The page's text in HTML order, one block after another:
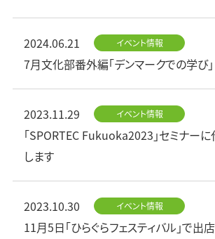
2024.06.21 イベント情報
7月文化部番外編「デンマークでの学び」
2023.11.29 イベント情報
「SPORTEC Fukuoka2023」セミナー
します
2023.10.30 イベント情報
11月5日「ひらぐらフェスティバル」で出